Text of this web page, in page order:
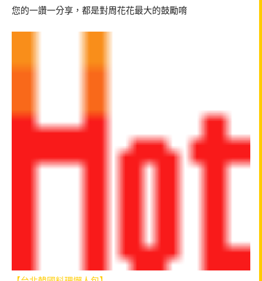
您的一讚一分享，都是對周花花最大的鼓勵唷